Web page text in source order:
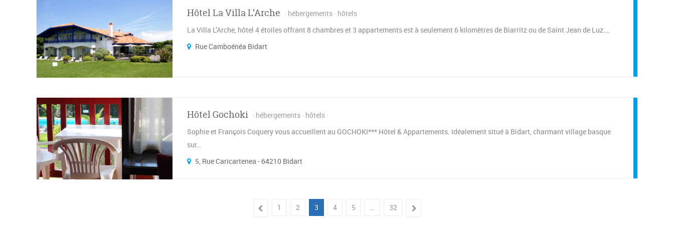
Hôtel La Villa L’Arche hébergements hôtels
La Villa L’Arche, hôtel 4 étoiles offrant 8 chambres et 3 appartements est à seulement 6 kilomètres de Biarritz ou de Saint Jean de Luz.…
Rue Camboénéa Bidart
Hôtel Gochoki hébergements hôtels
Sophie et François Coquery vous accueillent au GOCHOKI*** Hôtel & Appartements. Idéalement situé à Bidart, charmant village basque
sur…
5, Rue Caricartenea - 64210 Bidart
1 2 3 4 5 … 32